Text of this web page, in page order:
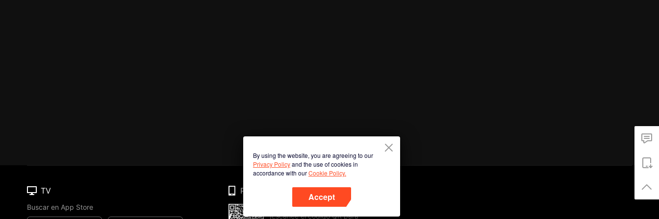
By using the website, you are agreeing to our
Privacy Policyand the use of cookies in
accordance with ourCookie Policy.
Accept
TV
Buscar en App Store
Phone
¡Escanee el código QR para